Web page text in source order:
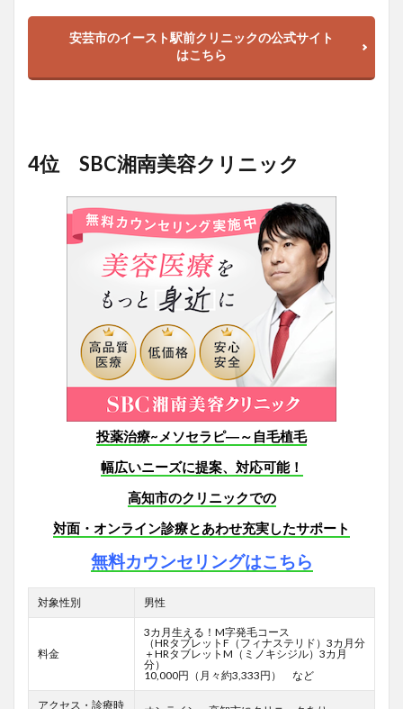
安芸市のイースト駅前クリニックの公式サイト
はこちら
4位 SBC湘南美容クリニック
投薬治療~メソセラピ―～自毛植毛
幅広いニーズに提案、対応可能！
高知市のクリニックでの
対面・オンライン診療とあわせ充実したサポート
無料カウンセリングはこちら
対象性別 男性
料金
3カ月生える！M字発毛コース
（HRタブレットF （フィナステリド）3カ月分
＋HRタブレットM（ミノキシジル）3カ月
分）
10,000円（月々約3,333円） など
アクセス・診療時